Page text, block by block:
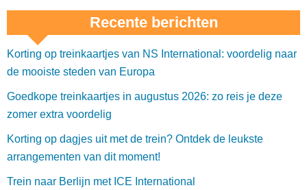
Recente berichten
Korting op treinkaartjes van NS International: voordelig naar
de mooiste steden van Europa
Goedkope treinkaartjes in augustus 2026: zo reis je deze
zomer extra voordelig
Korting op dagjes uit met de trein? Ontdek de leukste
arrangementen van dit moment!
Trein naar Berlijn met ICE International